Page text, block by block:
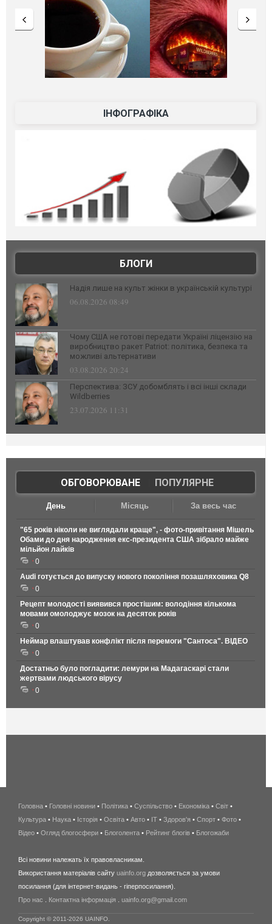
ІНФОГРАФІКА
БЛОГИ
Надія лише на культ жінки в українській культурі
06.08.2026 08:49
Чому США не готові передати Україні ліцензію на
виробництво ракет Patriot: політика, безпека та
можливі альтернативи
03.08.2026 20:24
Перспектива: ЗСУ добомблять і всі інші склади
Wildberries
23.07.2026 11:31
ОБГОВОРЮВАНЕ| ПОПУЛЯРНЕ
День Місяць За весь час
"65 років ніколи не виглядали краще", - фото-привітання Мішель
Обами до дня народження екс-президента США зібрало майже
мільйон лайків
0
Audi готується до випуску нового покоління позашляховика Q8
0
Рецепт молодості виявився простішим: володіння кількома
мовами омолоджує мозок на десяток років
0
Неймар влаштував конфлікт після перемоги "Сантоса". ВІДЕО
0
Достатньо було погладити: лемури на Мадагаскарі стали
жертвами людського вірусу
0
беспроводной
интернет
киев
wimax
в
Головна • Головні новини • Політика • Суспільство • Економіка • Світ •
Культура • Наука • Історія • Освіта • Авто • IT • Здоров'я • Спорт • Фото •
Відео • Огляд блогосфери • Блоголента • Рейтинг блогів • Блогожаби
Всі новини належать їх правовласникам.
Використання матеріалів сайту uainfo.org дозволяється за умови
посилання (для інтернет-видань - гіперпосилання).
Про нас
Контактна інформація uainfo.org@gmail.com
Copyright © 2011-2026 UAINFO.